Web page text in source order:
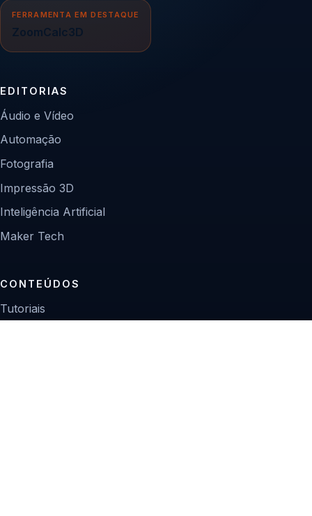
FERRAMENTA EM DESTAQUE
ZoomCalc3D
EDITORIAS
Áudio e Vídeo
Automação
Fotografia
Impressão 3D
Inteligência Artificial
Maker Tech
CONTEÚDOS
Tutoriais